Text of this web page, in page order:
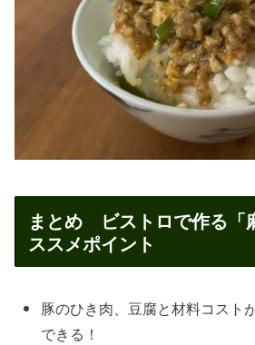
まとめ ビストロで作る「
ススメポイント
豚のひき肉、豆腐と材料コスト
できる！